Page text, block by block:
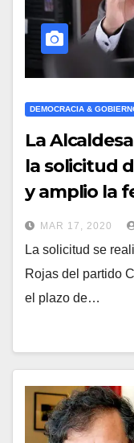
DEMOCRACIA &
La
la solicitud
y amplio la
4 de Junio
MAR 17, 2020
La solicitud se
Rojas del partido
el plazo de…